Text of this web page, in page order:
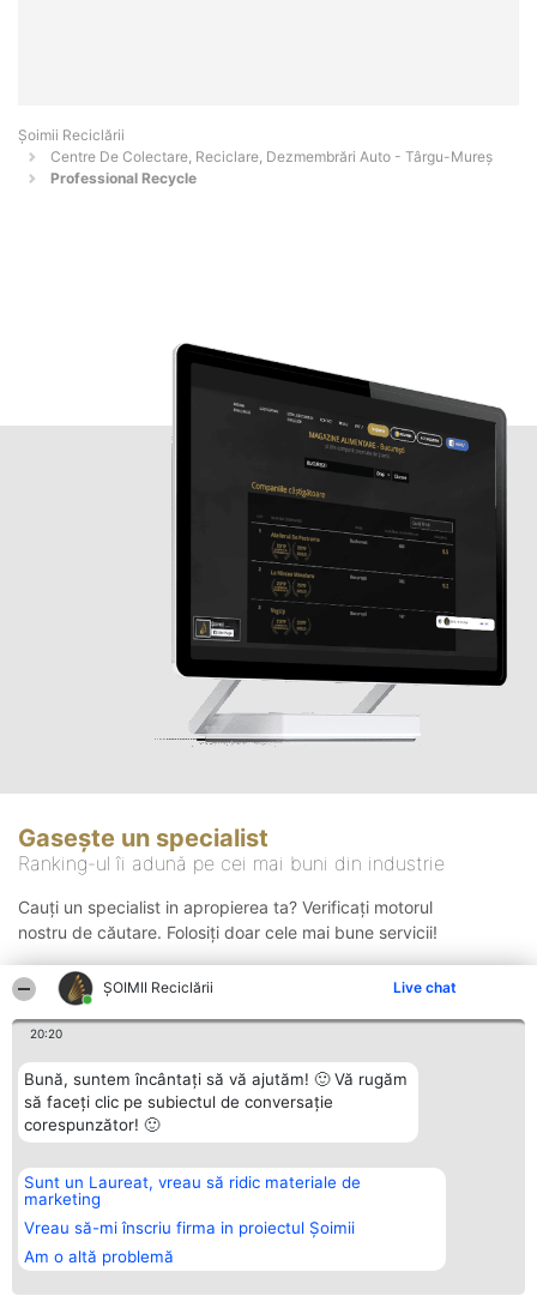
ȘOIMII Reciclării Live chat
20:20
Bună, suntem încântați să vă ajutăm! 🙂 Vă rugăm
să faceți clic pe subiectul de conversație
corespunzător! 🙂
Sunt un Laureat, vreau să ridic materiale de
marketing
Vreau să-mi înscriu firma in proiectul Șoimii
Am o altă problemă
Șoimii Reciclării
Centre De Colectare, Reciclare, Dezmembrări Auto - Târgu-Mureş
Professional Recycle
Gasește un specialist
Ranking-ul îi adună pe cei mai buni din industrie
Cauți un specialist in apropierea ta? Verificați motorul
nostru de căutare. Folosiți doar cele mai bune servicii!
Organizator Ranking
BRIGHT SOLUTIONS BR SRL
Aleea Timisul De Sus 2 Bl. A30
Sc. A Et. 4 Ap. 13 Cod 061952
București
CUI 36737675
Plebiscyt
Lista Tuturor
Laureaților
Statut
Contact